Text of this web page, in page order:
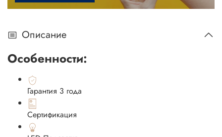
Описание
Особенности:
Гарантия 3 года
Сертификация